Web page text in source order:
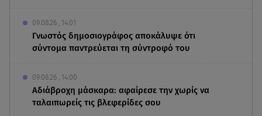
09.08.26 , 14:01
Γνωστός δημοσιογράφος αποκάλυψε ότι
σύντομα παντρεύεται τη σύντροφό του
09.08.26 , 14:00
Αδιάβροχη μάσκαρα: αφαίρεσε την χωρίς να
ταλαιπωρείς τις βλεφερίδες σου